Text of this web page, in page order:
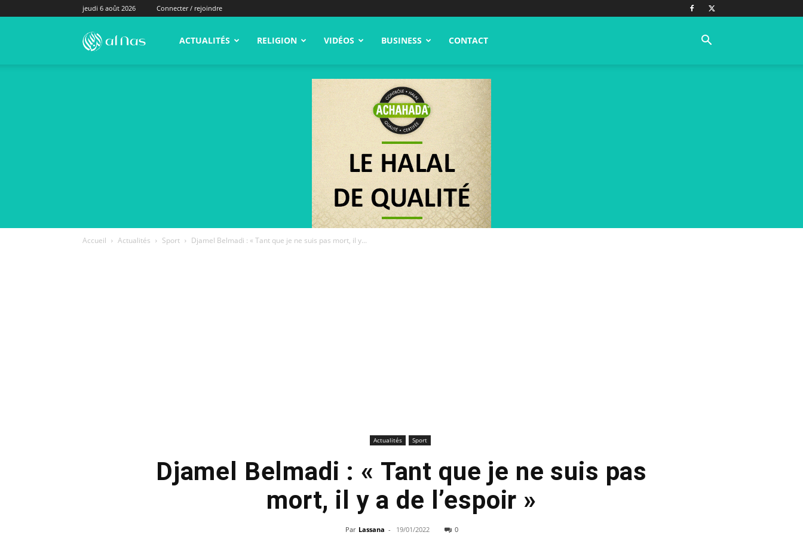
jeudi 6 août 2026 Connecter / rejoindre
alNas.fr ACTUALITÉS RELIGION VIDÉOS BUSINESS CONTACT
Accueil Actualités Sport Djamel Belmadi : « Tant que je ne suis pas mort, il y...
Actualités Sport
Djamel Belmadi : « Tant que je ne suis pas
mort, il y a de l’espoir »
Par Lassana - 19/01/2022 0